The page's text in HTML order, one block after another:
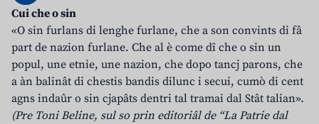
Cui che o sin
«O sin furlans di lenghe furlane, che a son convints di fâ
part de nazion furlane. Che al è come dî che o sin un
popul, une etnie, une nazion, che dopo tancj parons, che
a àn balinât di chestis bandis dilunc i secui, cumò di cent
agns indaûr o sin cjapâts dentri tal tramai dal Stât talian».
(Pre Toni Beline, sul so prin editoriâl de “La Patrie dal